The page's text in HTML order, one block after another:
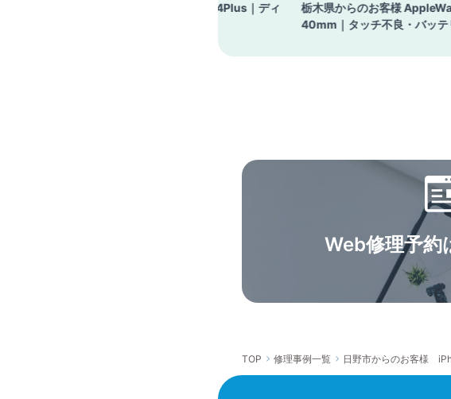
立川市からのお客様 iPhone14Plus｜ディ
栃木県からのお客様
40mm｜タッチ不良・バッテ
Web修理予約
TOP 修理事例一覧 日野市からのお客様